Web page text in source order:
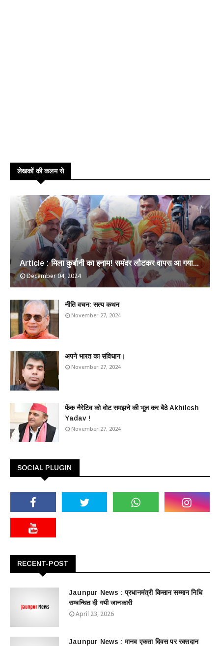
लेखकों की कलम से
Article : मिला कुर्बानी का इनाम! समंदर लौटकर वापस आ गया...
December 04, 2024
​नीति वचन: सत्य कथन
November 27, 2024
अपने भारत का संविधान।
November 27, 2024
फेंक नैरेटिव को वोट समझने की भूल कर बैठे Akhilesh
Yadav !
November 27, 2024
SOCIAL PLUGIN
RECENT-POST
Jaunpur News : ​प्रधानमंत्री किसान सम्मान निधि
सम्बन्धित दी गयी जानकारी
April 23, 2026
Jaunpur News : ​मानव एकता दिवस पर रक्तदान